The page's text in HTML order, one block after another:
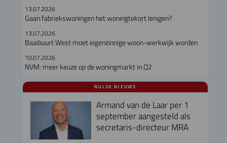
13.07.2026
Gaan fabriekswoningen het woningtekort lenigen?
13.07.2026
Baaibuurt West moet eigenzinnige woon-werkwijk worden
10.07.2026
NVM: meer keuze op de woningmarkt in Q2
NUL20 NIEUWS
Armand van de Laar per 1
september aangesteld als
secretaris-directeur MRA